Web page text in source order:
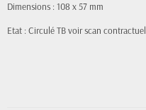
Dimensions : 108 x 57 mm
Etat : Circulé TB voir scan contractuel